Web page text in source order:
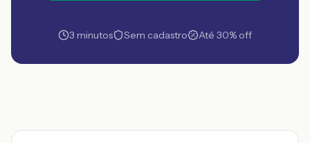
3 minutos Sem cadastro Até 30% off